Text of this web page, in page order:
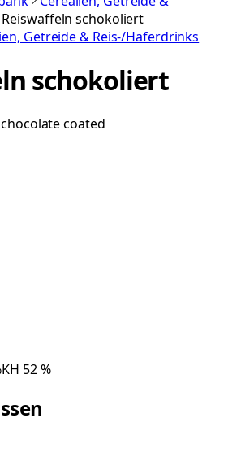
Reiswaffeln schokoliert
Getreide & Reis-/Haferdrinks
schokoliert
coated
KH 52%